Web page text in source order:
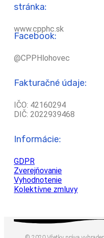
stránka:
www.cpphc.sk
Facebook:
@CPPHlohovec
Fakturačné údaje:
IČO: 42160294
DIČ: 2022939468
Informácie:
GDPR
Zverejňovanie
Vyhodnotenie
Kolektívne zmluvy